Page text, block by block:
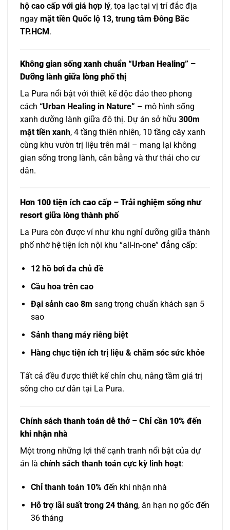
hộ cao cấp với giá hợp lý, tọa lạc tại vị trí đắc địa
ngay mặt tiền Quốc lộ 13, trung tâm Đông Bắc
TP.HCM.
Không gian sống xanh chuẩn “Urban Healing” –
Dưỡng lành giữa lòng phố thị
La Pura nổi bật với thiết kế độc đáo theo phong
cách “Urban Healing in Nature” – mô hình sống
xanh dưỡng lành giữa đô thị. Dự án sở hữu 300m
mặt tiền xanh, 4 tầng thiên nhiên, 10 tầng cây xanh
cùng khu vườn trị liệu trên mái – mang lại không
gian sống trong lành, cân bằng và thư thái cho cư
dân.
Hơn 100 tiện ích cao cấp – Trải nghiệm sống như
resort giữa lòng thành phố
La Pura còn được ví như khu nghỉ dưỡng giữa thành
phố nhờ hệ tiện ích nội khu “all-in-one” đẳng cấp:
12 hồ bơi đa chủ đề
Cầu hoa trên cao
Đại sảnh cao 8m sang trọng chuẩn khách sạn 5
sao
Sảnh thang máy riêng biệt
Hàng chục tiện ích trị liệu & chăm sóc sức khỏe
Tất cả đều được thiết kế chỉn chu, nâng tầm giá trị
sống cho cư dân tại La Pura.
Chính sách thanh toán dễ thở – Chỉ cần 10% đến
khi nhận nhà
Một trong những lợi thế cạnh tranh nổi bật của dự
án là chính sách thanh toán cực kỳ linh hoạt:
Chỉ thanh toán 10%đến khi nhận nhà
Hỗ trợ lãi suất trong 24 tháng, ân hạn nợ gốc đến
36 tháng